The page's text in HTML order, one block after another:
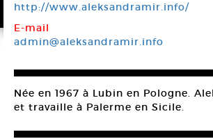
http://www.aleksandramir.info/
E-mail
admin@aleksandramir.info
Née en 1967 à Lubin en Pologne.
et travaille à Palerme en Sicile.